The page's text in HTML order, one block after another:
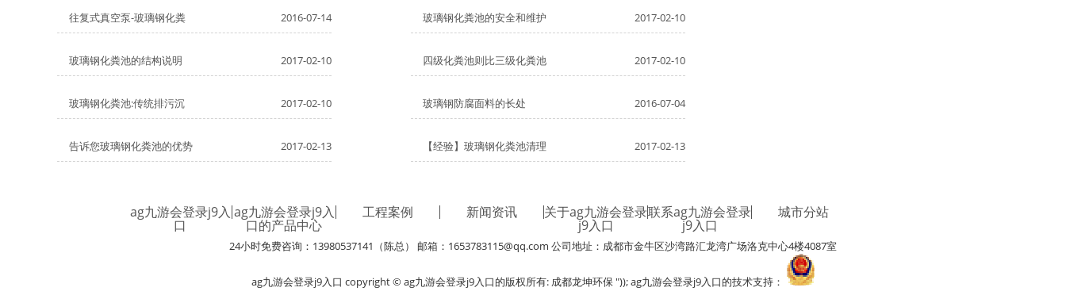
往复式真空泵-玻璃钢化粪 2016-07-14 玻璃钢化粪池的安全和维护 2017-02-10
玻璃钢化粪池的结构说明 2017-02-10 四级化粪池则比三级化粪池 2017-02-10
玻璃钢化粪池:传统排污沉 2017-02-10 玻璃钢防腐面料的长处 2016-07-04
告诉您玻璃钢化粪池的优势 2017-02-13 【经验】玻璃钢化粪池清理 2017-02-13
ag九游会登录j9入
口
ag九游会登录j9入
口的产品中心
工程案例 新闻资讯 关于ag九游会登录
j9入口
联系ag九游会登录
j9入口
城市分站
24小时免费咨询：13980537141（陈总） 邮箱： 1653783115@qq.com 公司地址：成都市金牛区沙湾路汇龙湾广场洛克中心4楼4087室
ag九游会登录j9入口 copyright © ag九游会登录j9入口的版权所有: 成都龙坤环保 ")); ag九游会登录j9入口的技术支持：